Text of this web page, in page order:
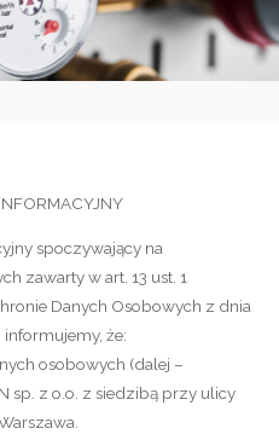
spoczywający na
zawarty w art. 13 ust. 1
Danych Osobowych z dnia
informujemy, że:
osobowych (dalej –
sp. z o.o. z siedzibą przy ulicy